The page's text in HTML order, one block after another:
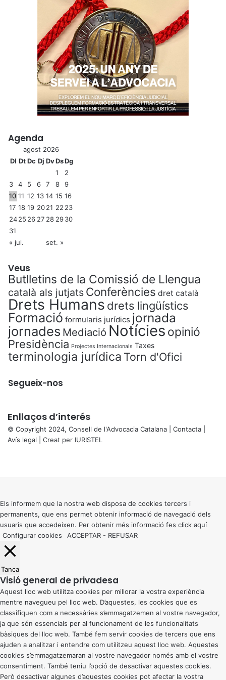
Agenda
agost 2026
Dl DtDc Dj DvDsDg
1
2
3
4 5 6 7 8
9
10 11 12 13 14 15 16
17 18 19 2021 22 23
2425 26 27 28 2930
31
« jul.
set. »
Veus
Butlletins de la Comissió de Llengua
català als jutjats Conferències dret català
Drets Humans drets lingüístics
Formació formularis jurídics jornada
jornades Mediació Notícies opinió
Presidència Projectes Internacionals Taxes
terminologia jurídica Torn d'Ofici
Segueix-nos
Enllaços d’interés
© Copyright 2024, Consell de l'Advocacia Catalana | Contacta
Avís legal | Creat per IURISTEL
button
Els informem que la nostra web disposa de cookies tercers i
permanents, que ens permet obtenir informació de navegació dels
usuaris que accedeixen. Per obtenir més informació fes click aquí
Configurar cookies
ACCEPTAR - REFUSAR
Tanca
Visió general de privadesa
Aquest lloc web utilitza cookies per millorar la vostra experiència
mentre navegueu pel lloc web. D’aquestes, les cookies que es
classifiquen com a necessàries s’emmagatzemen al vostre navegador,
ja que són essencials per al funcionament de les funcionalitats
bàsiques del lloc web. També fem servir cookies de tercers que ens
ajuden a analitzar i entendre com utilitzeu aquest lloc web. Aquestes
cookies s’emmagatzemaran al vostre navegador només amb el vostre
consentiment. També teniu l’opció de desactivar aquestes cookies.
Però desactivar algunes d’aquestes cookies pot afectar la vostra